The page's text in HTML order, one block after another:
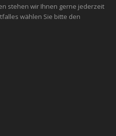
stehen wir Ihnen gerne jederzeit
wählen Sie bitte den